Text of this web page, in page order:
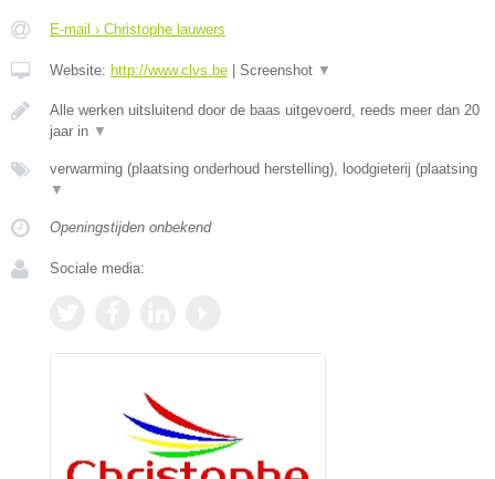
E-mail › Christophe lauwers
Website: http://www.clvs.be Screenshot ▼
Alle werken uitsluitend door de baas uitgevoerd, reeds meer dan 20
jaar in ▼
verwarming (plaatsing onderhoud herstelling), loodgieterij (plaatsing
▼
Openingstijden onbekend
Sociale media: